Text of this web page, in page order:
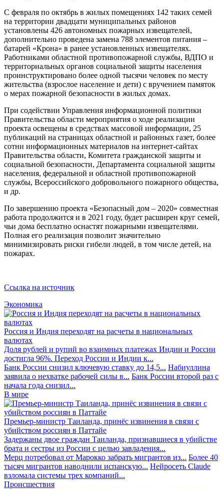
С февраля по октябрь в жилых помещениях 142 таких семей
на территории двадцати муниципальных районов
установлены 426 автономных пожарных извещателей,
дополнительно проведена замена 788 элементов питания –
батарей «Крона» в ранее установленных извещателях.
Работниками областной противопожарной службы, ВДПО и
территориальных органов социальной защиты населения
проинструктировано более одной тысячи человек по месту
жительства (взрослое население и дети) с вручением памяток
о мерах пожарной безопасности в жилых домах.
При содействии Управления информационной политики
Правительства области мероприятия о ходе реализации
проекта освещены в средствах массовой информации, 25
публикаций на страницах областной и районных газет, более
сотни информационных материалов на интернет-сайтах
Правительства области, Комитета гражданской защиты и
социальной безопасности, Департамента социальной защиты
населения, федеральной и областной противопожарной
службы, Всероссийского добровольного пожарного общества,
и др.
По завершению проекта «Безопасный дом – 2020» совместная
работа продолжится и в 2021 году, будет расширен круг семей,
чьи дома бесплатно оснастят пожарными извещателями.
Полная его реализация позволит значительно
минимизировать риски гибели людей, в том числе детей, на
пожарах.
Ссылка на источник
Экономика
Россия и Индия переходят на расчеты в национальных
валютах
Доля рублей и рупий во взаимных платежах Индии и России
достигла 96%. Переход России и Индии к...
Банк России снизил ключевую ставку до 14,5... Набиуллина
заявила о нехватке рабочей силы в... Банк России второй раз с
начала года снизил...
В мире
Премьер-министр Таиланда, принёс извинения в связи с
убийством россиян в Паттайе
Задержаны двое граждан Таиланда, признавшиеся в убийстве
брата и сестры из России с целью завладения...
Мерц потребовал от Марокко забрать мигрантов из... Более 40
тысяч мигрантов наводнили испанскую... Нейросеть Claude
взломала системы трех компаний...
Происшествия